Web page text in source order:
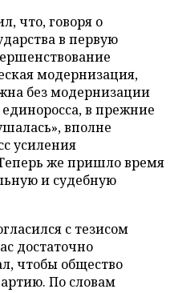
что, говоря о
в первую
модернизация,
без модернизации
в прежние
вполне
усиления
же пришло время
и судебную
с тезисом
достаточно
чтобы общество
По словам